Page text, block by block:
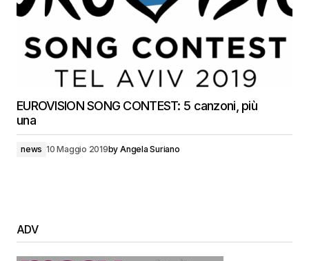
EUROVISION SONG CONTEST: 5 canzoni, più
una
news 10 Maggio 2019by Angela Suriano
ADV